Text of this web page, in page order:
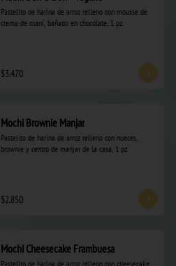
Pastelito de harina de arroz relleno con mousse de
crema de maní, bañado en chocolate, 1 pz.
$3.470
Mochi Brownie Manjar
Pastelito de harina de arroz relleno con nueces,
brownie y centro de manjar de la casa, 1 pz.
$2.850
Mochi Cheesecake Frambuesa
Pastelito de harina de arroz relleno con cheesecake